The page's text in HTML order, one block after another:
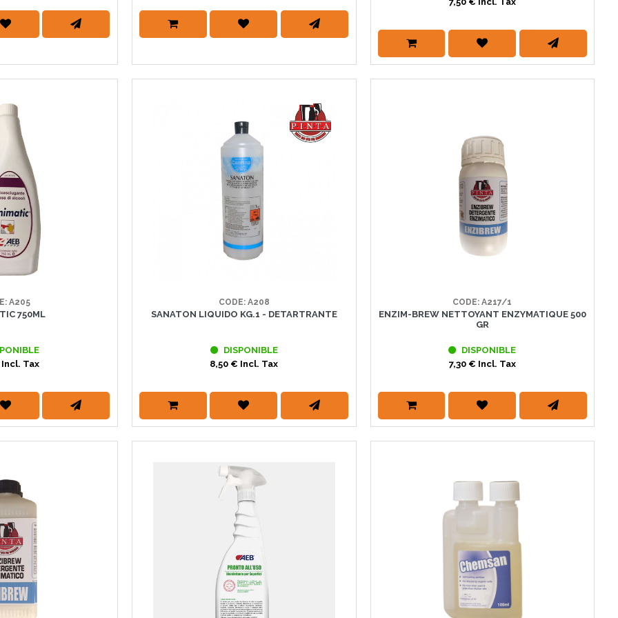
A205
750ML
Tax
CODE: A208
SANATON LIQUIDO KG.1 - DETARTRANTE
DISPONIBLE
8,50 € Incl. Tax
CODE: A217/1
ENZIM-BREW NETTOYANT ENZYMATIQUE 500
GR
DISPONIBLE
7,30 € Incl. Tax